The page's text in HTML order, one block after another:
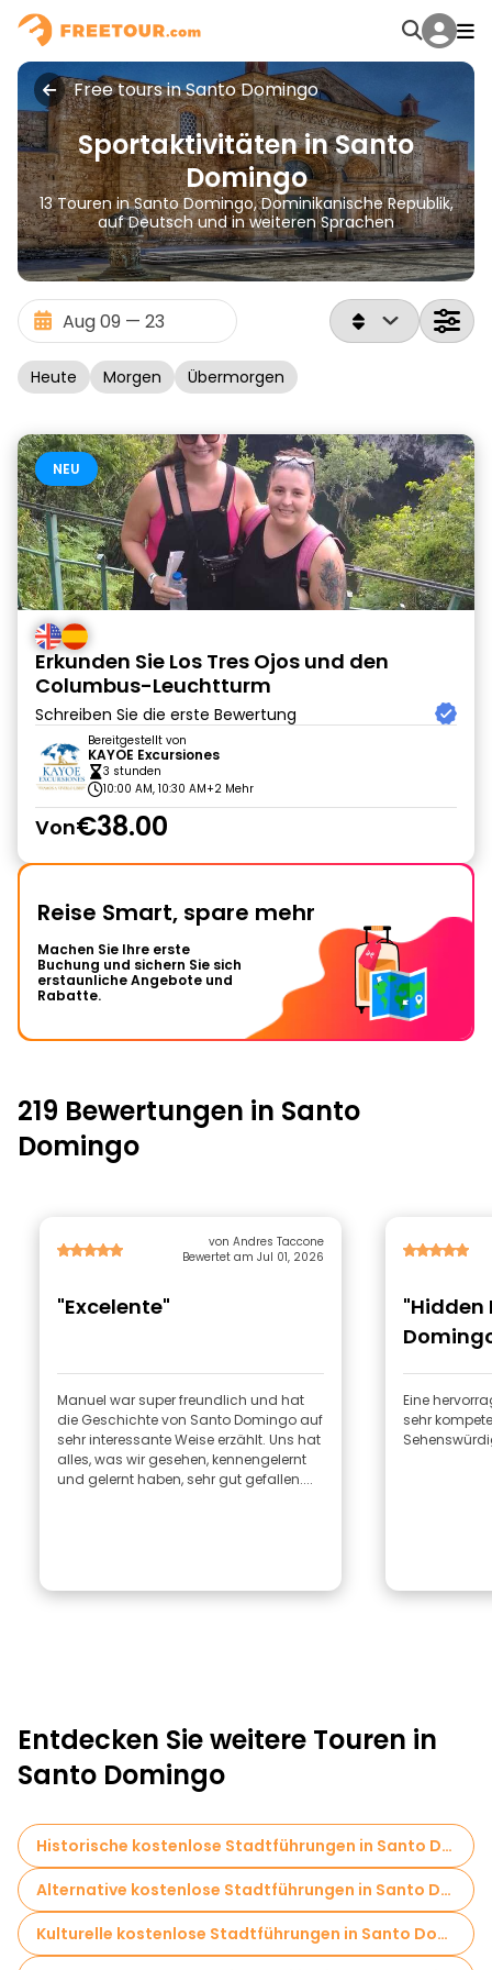
Free tours in Santo Domingo
Sportaktivitäten in Santo
Domingo
13 Touren in Santo Domingo, Dominikanische Republik,
auf Deutsch und in weiteren Sprachen
Heute Morgen Übermorgen
NEU
Erkunden Sie Los Tres Ojos und den
Columbus-Leuchtturm
Schreiben Sie die erste Bewertung
Bereitgestellt von
KAYOE Excursiones
3 stunden
10:00 AM, 10:30 AM+2 Mehr
Von€38.00
Reise Smart, spare mehr
Machen Sie Ihre erste
Buchung und sichern Sie sich
erstaunliche Angebote und
Rabatte.
219 Bewertungen in Santo
Domingo
von Andres Taccone
Bewertet am Jul 01, 2026
"Excelente"
Manuel war super freundlich und hat
die Geschichte von Santo Domingo auf
sehr interessante Weise erzählt. Uns hat
alles, was wir gesehen, kennengelernt
und gelernt haben, sehr gut gefallen....
"Hidden
Eine
sehr
Entdecken Sie weitere Touren in
Santo Domingo
Historische kostenlose Stadtführungen in Santo Domingo
Alternative kostenlose Stadtführungen in Santo Domingo
Kulturelle kostenlose Stadtführungen in Santo Domingo